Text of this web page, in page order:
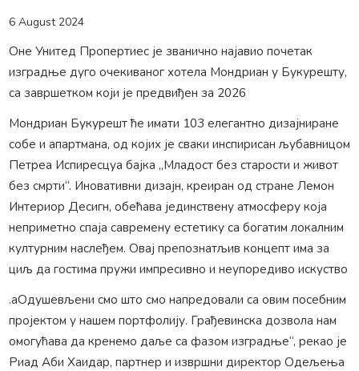
6 August 2024
Оне Унитед Пропертиес је званично најавио почетак
изградње дуго очекиваног хотела Мондриан у Букурешту,
са завршетком који је предвиђен за 2026
Мондриан Букурешт ће имати 103 елегантно дизајниране
собе и апартмана, од којих је сваки инспирисан љубавницом
Петреа Испиресцуа бајка „Младост без старости и живот
без смрти“. Иновативни дизајн, креиран од стране Лемон
Интериор Десигн, обећава јединствену атмосферу која
неприметно спаја савремену естетику са богатим локалним
културним наслеђем. Овај препознатљив концепт има за
циљ да гостима пружи импресивно и неупоредиво искуство
.аОдушевљени смо што смо напредовали са овим посебним
пројектом у нашем портфолију. Грађевинска дозвола нам
омогућава да кренемо даље са фазом изградње“, рекао је
Риад Аби Хаидар, партнер и извршни директор Одељења